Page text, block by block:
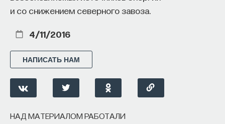
и со снижением северного завоза.
4/11/2016
НАПИСАТЬ НАМ
НАД МАТЕРИАЛОМ РАБОТАЛИ